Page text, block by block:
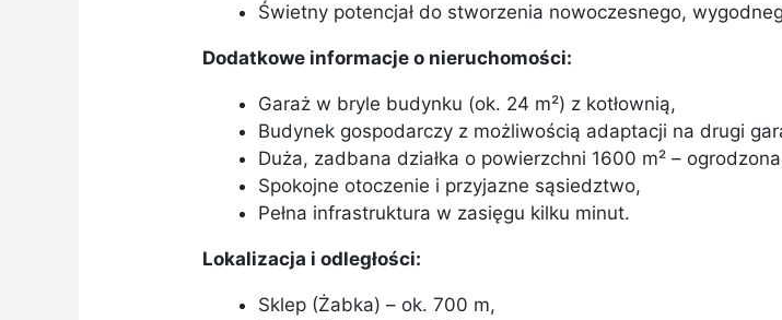
Świetny potencjał do stworzenia nowoczesnego,
Dodatkowe informacje o nieruchomości:
Garaż w bryle budynku (ok. 24 m²) z kotłownią,
Budynek gospodarczy z możliwością adaptacji na drugi
Duża, zadbana działka o powierzchni 1600 m² –
Spokojne otoczenie i przyjazne sąsiedztwo,
Pełna infrastruktura w zasięgu kilku minut.
Lokalizacja i odległości:
Sklep (Żabka) – ok. 700 m,